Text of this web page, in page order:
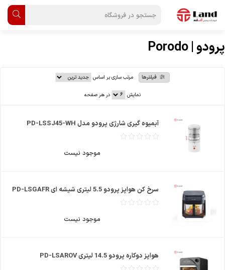
پرودو | Porodo
فیلترها مرتب سازی بر اساس
نمایش در هر صفحه
آبمیوه گیری شارژی پرودو مدل PD-LSSJ45-WH
موجود نیست
سرخ کن هواپز پرودو 5.5 لیتری شیشه ای PD-LSGAFR
موجود نیست
هواپز دوکاره پرودو 14.5 لیتری PD-LSAROV